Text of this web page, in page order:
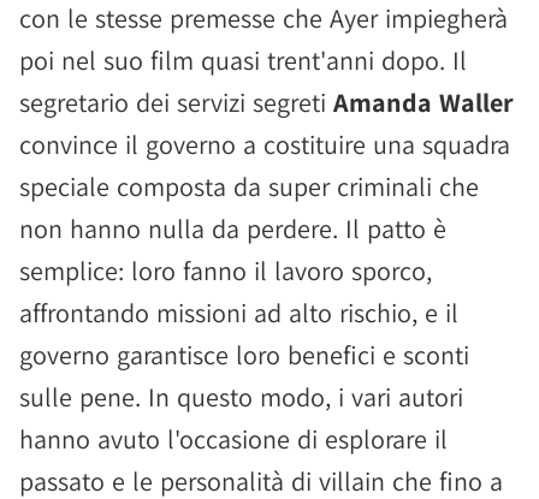
con le stesse premesse che Ayer impiegherà
poi nel suo film quasi trent'anni dopo. Il
segretario dei servizi segreti Amanda Waller
convince il governo a costituire una squadra
speciale composta da super criminali che
non hanno nulla da perdere. Il patto è
semplice: loro fanno il lavoro sporco,
affrontando missioni ad alto rischio, e il
governo garantisce loro benefici e sconti
sulle pene. In questo modo, i vari autori
hanno avuto l'occasione di esplorare il
passato e le personalità di villain che fino a